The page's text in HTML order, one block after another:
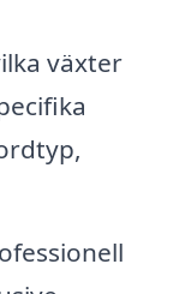
växter